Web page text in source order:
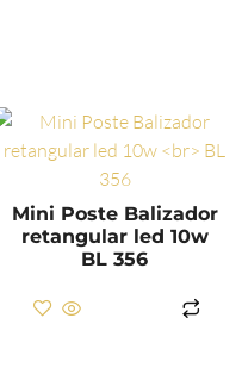
Mini Poste Balizador
retangular led 10w
BL 356